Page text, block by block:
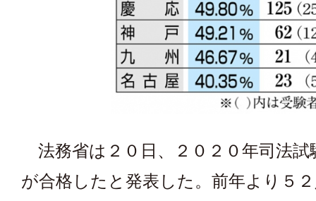
法務省は２０日、２０２０年司法試
が合格したと発表した。前年より５